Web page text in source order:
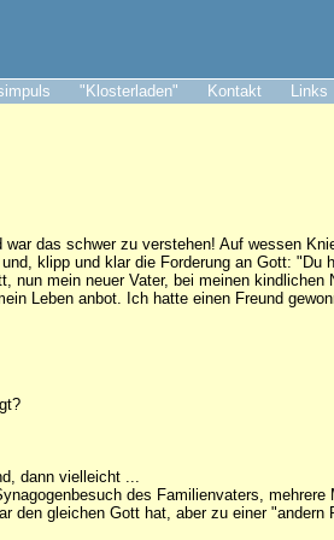
"Klosterladen" Kontakt Links
das schwer zu verstehen! Auf wessen
klipp und klar die Forderung an Gott: "Du
nun mein neuer Vater, bei meinen kindlichen
Leben anbot. Ich hatte einen Freund
dann vielleicht ...
des Familienvaters, mehrere
den gleichen Gott hat, aber zu einer "andern